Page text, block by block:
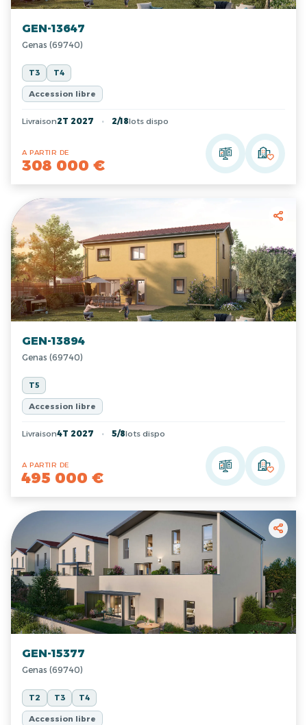
GEN-13647
Genas (69740)
T3 T4
Accession libre
Livraison2T 2027 2/18lots dispo
A PARTIR DE
308 000 €
GEN-13894
Genas (69740)
T5
Accession libre
Livraison4T 2027 5/8lots dispo
A PARTIR DE
495 000 €
GEN-15377
Genas (69740)
T2 T3 T4
Accession libre